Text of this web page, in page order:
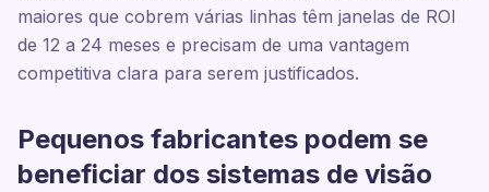
maiores que cobrem várias linhas têm janelas de ROI
de 12 a 24 meses e precisam de uma vantagem
competitiva clara para serem justificados.
Pequenos fabricantes podem se
beneficiar dos sistemas de visão